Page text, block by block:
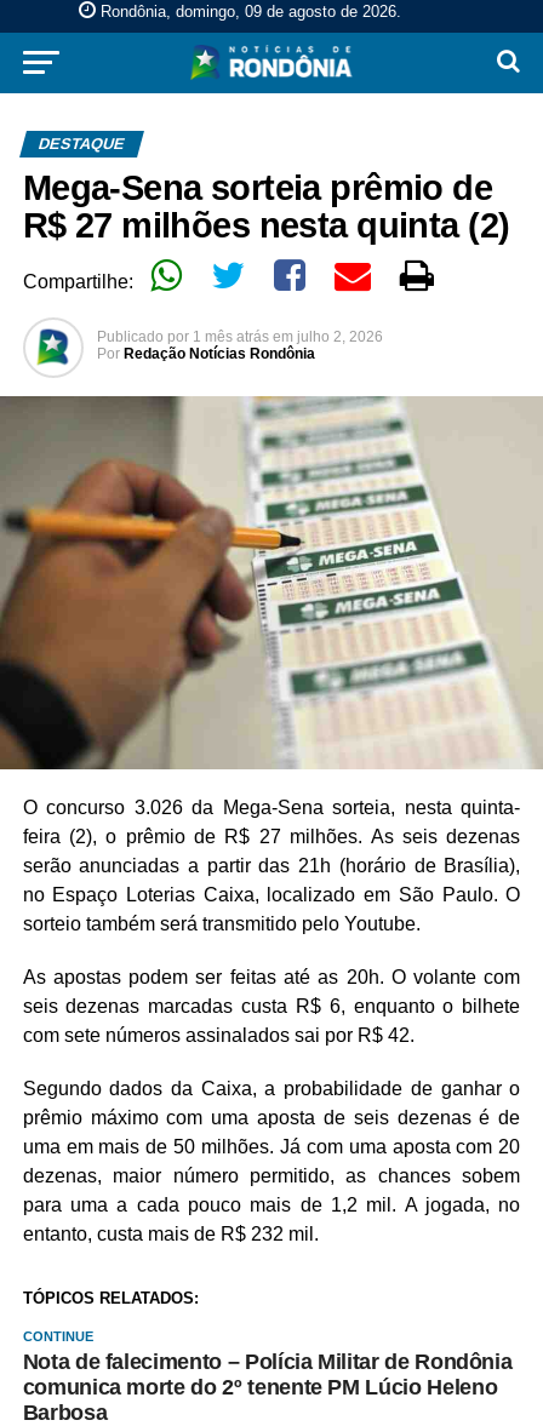
Rondônia, domingo, 09 de agosto de 2026.
DESTAQUE
Mega-Sena sorteia prêmio de
R$ 27 milhões nesta quinta (2)
Compartilhe:
Publicado por 1 mês atrás em julho 2, 2026
Por Redação Notícias Rondônia
O concurso 3.026 da Mega-Sena sorteia, nesta quinta-
feira (2), o prêmio de R$ 27 milhões. As seis dezenas
serão anunciadas a partir das 21h (horário de Brasília),
no Espaço Loterias Caixa, localizado em São Paulo. O
sorteio também será transmitido pelo Youtube.
As apostas podem ser feitas até as 20h. O volante com
seis dezenas marcadas custa R$ 6, enquanto o bilhete
com sete números assinalados sai por R$ 42.
Segundo dados da Caixa, a probabilidade de ganhar o
prêmio máximo com uma aposta de seis dezenas é de
uma em mais de 50 milhões. Já com uma aposta com 20
dezenas, maior número permitido, as chances sobem
para uma a cada pouco mais de 1,2 mil. A jogada, no
entanto, custa mais de R$ 232 mil.
TÓPICOS RELATADOS:
CONTINUE
Nota de falecimento – Polícia Militar de Rondônia
comunica morte do 2º tenente PM Lúcio Heleno
Barbosa